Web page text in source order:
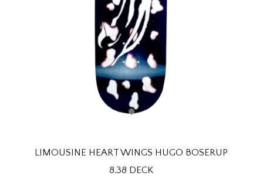
LIMOUSINE HEART WINGS HUGO BOSERUP
8.38 DECK